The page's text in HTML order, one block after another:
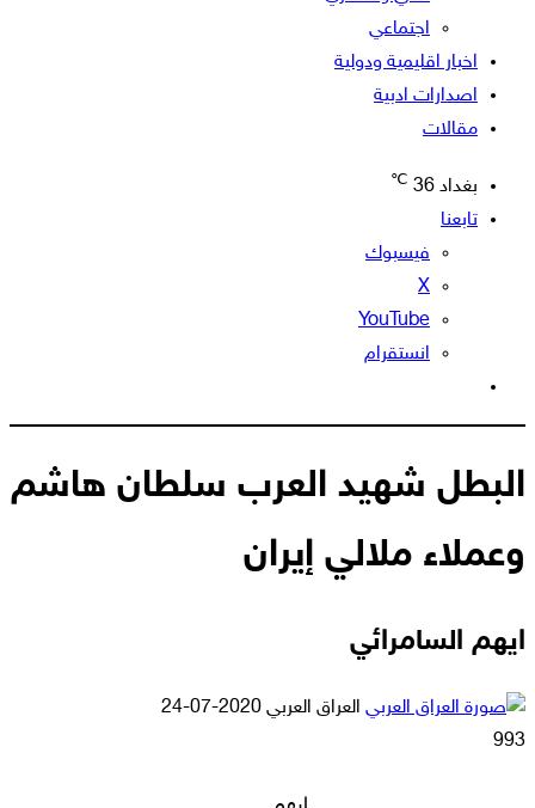
اجتماعي
اخبار اقليمية ودولية
اصدارات ادبية
مقالات
بغداد 36
℃
تابعنا
فيسبوك
‫X
‫YouTube
انستقرام
المظلم
البطل شهيد العرب سلطان هاشم
وعملاء ملالي إيران
ايهم السامرائي
العراق العربي أرسل
2020-07-24
993